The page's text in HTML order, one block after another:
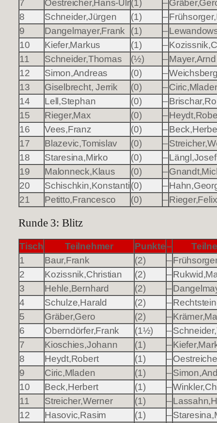
7 Oestreicher,Hans-Ulr(1) –
8
Schneider,Jürgen (1) –
9
Dangelmayer,Frank (1) –
10
Kiefer,Markus (1) –
11
Schneider,Thomas (½) –Mayer,Arnd
12
Simon,Andreas (0) –
13
Giselbrecht, Jerrik (0) –
14
Lell,Stephan (0) –
15
Rieger,Max (0) –
16
Vees,Franz (0) –
17
Blazevic,Tomislav (0) –
18
Staresina,Mirko (0) –Längl,Josef
19
Malonneck,Klaus (0) –
20
Schischkin,Konstanti(0) –
21
Petitto,Francesco (0) –Rieger,Felix
Runde 3: Blitz
Tisch Teilnehmer Punkte–
1
Baur,Frank (2) –
2
Kozissnik,Christian (2) –
3
Hehle,Bernhard (2) –
4
Schulze,Harald (2) –
5
Gräber,Gero (2) –
6
Oberndörfer,Frank (1½) –
7
Kioschies,Johann (1) –
8
Heydt,Robert (1) –
9
Ciric,Mladen (1) –
10
Beck,Herbert (1) –
11
Streicher,Werner (1) –
12
Hasovic,Rasim (1) –